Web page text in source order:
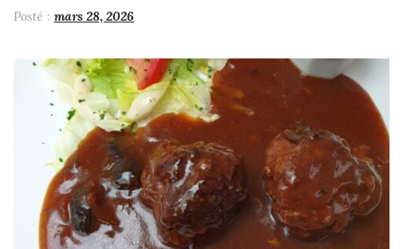
Posté : mars 28, 2026